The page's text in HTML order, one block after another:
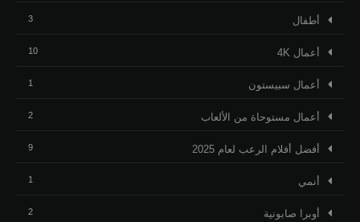
أطفال 3
أعمال 4K 10
أعمال سبيستون 1
أعمال مستوحاة من الألعاب 2
أفضل أفلام الرعب لعام 2025 9
أنمي 1
أوبرا صابونية 2